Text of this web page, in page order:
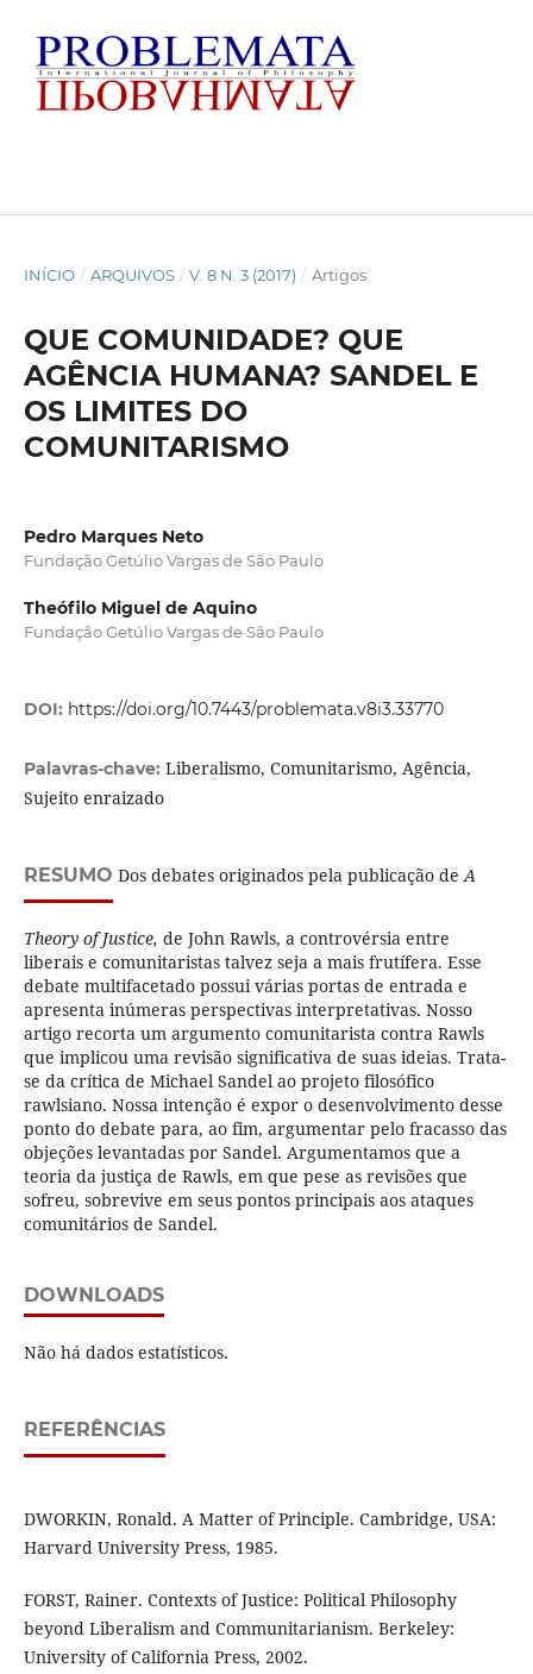
INÍCIO / ARQUIVOS / V. 8 N. 3 (2017) / Artigos
QUE COMUNIDADE? QUE
AGÊNCIA HUMANA? SANDEL E
OS LIMITES DO
COMUNITARISMO
Pedro Marques Neto
Fundação Getúlio Vargas de São Paulo
Theófilo Miguel de Aquino
Fundação Getúlio Vargas de São Paulo
DOI: https://doi.org/10.7443/problemata.v8i3.33770
Palavras-chave: Liberalismo, Comunitarismo, Agência,
Sujeito enraizado
RESUMO Dos debates originados pela publicação deA
Theory of Justice, de John Rawls, a controvérsia entre
liberais e comunitaristas talvez seja a mais frutífera. Esse
debate multifacetado possui várias portas de entrada e
apresenta inúmeras perspectivas interpretativas. Nosso
artigo recorta um argumento comunitarista contra Rawls
que implicou uma revisão significativa de suas ideias. Trata-
se da crítica de Michael Sandel ao projeto filosófico
rawlsiano. Nossa intenção é expor o desenvolvimento desse
ponto do debate para, ao fim, argumentar pelo fracasso das
objeções levantadas por Sandel. Argumentamos que a
teoria da justiça de Rawls, em que pese as revisões que
sofreu, sobrevive em seus pontos principais aos ataques
comunitários de Sandel.
DOWNLOADS
Não há dados estatísticos.
REFERÊNCIAS
DWORKIN, Ronald. A Matter of Principle. Cambridge, USA:
Harvard University Press, 1985.
FORST, Rainer. Contexts of Justice: Political Philosophy
beyond Liberalism and Communitarianism. Berkeley:
University of California Press, 2002.